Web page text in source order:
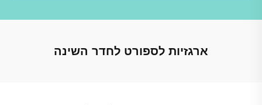
ארגזיות לספורט לחדר השינה